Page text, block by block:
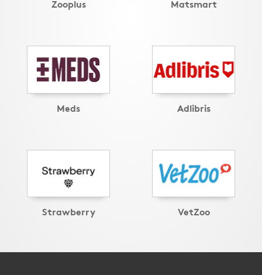
Zooplus Matsmart
Meds Adlibris
Strawberry VetZoo